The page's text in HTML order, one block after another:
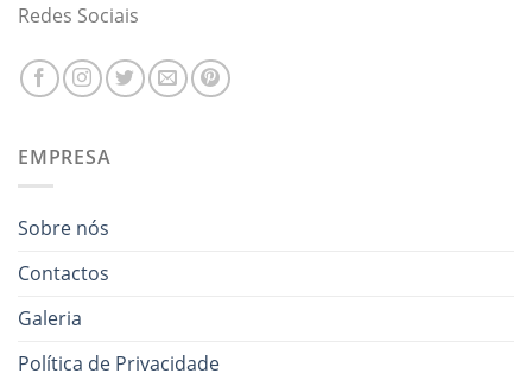
Redes Sociais
EMPRESA
Sobre nós
Contactos
Galeria
Política de Privacidade